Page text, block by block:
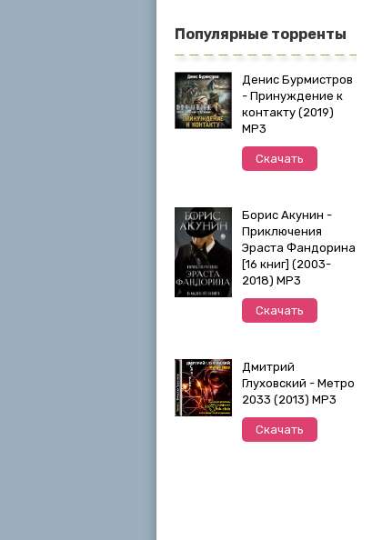
Популярные торренты
Денис Бурмистров
- Принуждение к
контакту (2019)
MP3
Скачать
Борис Акунин -
Приключения
Эраста Фандорина
[16 книг] (2003-
2018) МР3
Скачать
Дмитрий
Глуховский - Метро
2033 (2013) MP3
Скачать